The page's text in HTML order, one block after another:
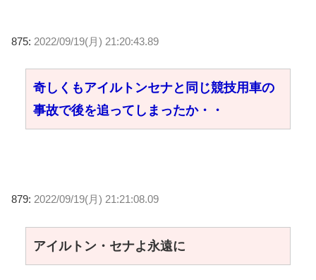
875: 2022/09/19(月) 21:20:43.89
奇しくもアイルトンセナと同じ競技用車の
事故で後を追ってしまったか・・
879: 2022/09/19(月) 21:21:08.09
アイルトン・セナよ永遠に